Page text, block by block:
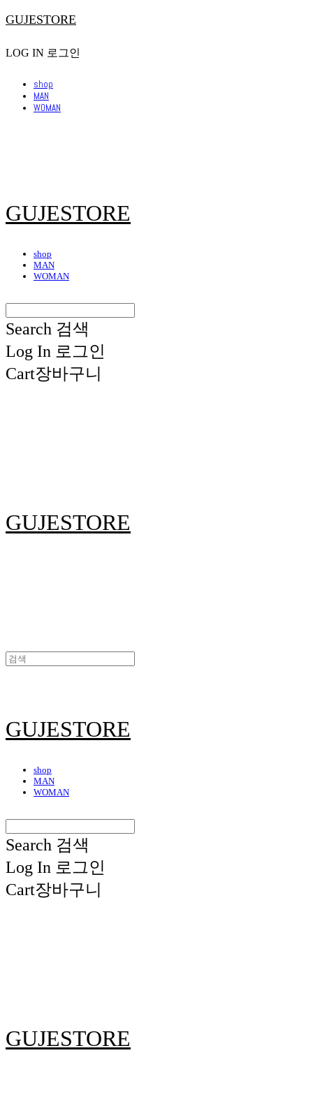
GUJESTORE
LOG IN 로그인
shop
MAN
WOMAN
GUJESTORE
shop
MAN
WOMAN
Search 검색
Log In 로그인
Cart장바구니
GUJESTORE
GUJESTORE
shop
MAN
WOMAN
Search 검색
Log In 로그인
Cart장바구니
GUJESTORE